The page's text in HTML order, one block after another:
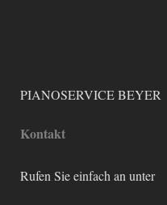
PIANOSERVICE BEYER
Kontakt
Rufen Sie einfach an unter